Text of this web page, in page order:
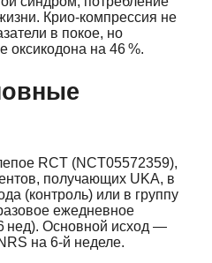
Крио‑компрессия не
в покое, но
оксикодона на 46 %.
RCT (NCT05572359),
получающих UKA, в
(контроль) или в группу
ежедневное
нед). Основной исход —
на 6‑й неделе.